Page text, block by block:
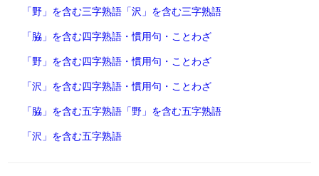
「野」を含む三字熟語 「沢」を含む三字熟語
「脇」を含む四字熟語・慣用句・ことわざ
「野」を含む四字熟語・慣用句・ことわざ
「沢」を含む四字熟語・慣用句・ことわざ
「脇」を含む五字熟語 「野」を含む五字熟語
「沢」を含む五字熟語